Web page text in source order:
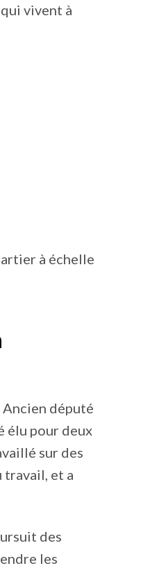
vivent à
à échelle
député
élu pour deux
sur des
travail, et a
des
les